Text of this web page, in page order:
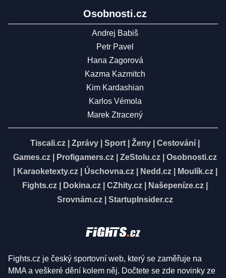
Osobnosti.cz
Andrej Babiš
Petr Pavel
Hana Zagorová
Kazma Kazmitch
Kim Kardashian
Karlos Vémola
Marek Ztracený
Tiscali.cz Zprávy Sport Ženy Cestování
Games.cz
Profigamers.cz ZeStolu.cz
Osobnosti.cz
Karaoketexty.cz| Úschovna.cz| Nedd.cz| Moulík.cz|
Fights.cz
Dokina.cz CZhity.cz Našepeníze.cz
Srovnám.cz
StartupInsider.cz
Fights.cz je český sportovní web, který se zaměřuje na
MMA a veškeré dění kolem něj. Dočtete se zde novinky ze